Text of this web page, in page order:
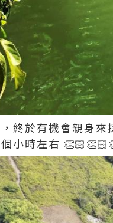
終於有機會親身來
小時左右